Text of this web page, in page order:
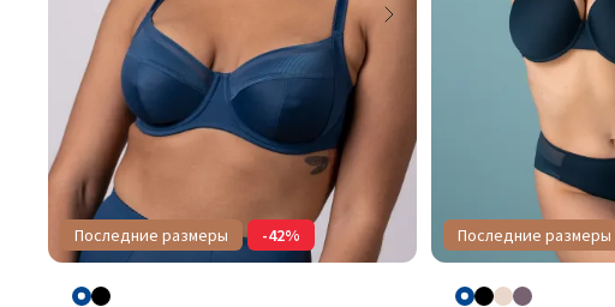
Последние размеры -42% Последние размеры